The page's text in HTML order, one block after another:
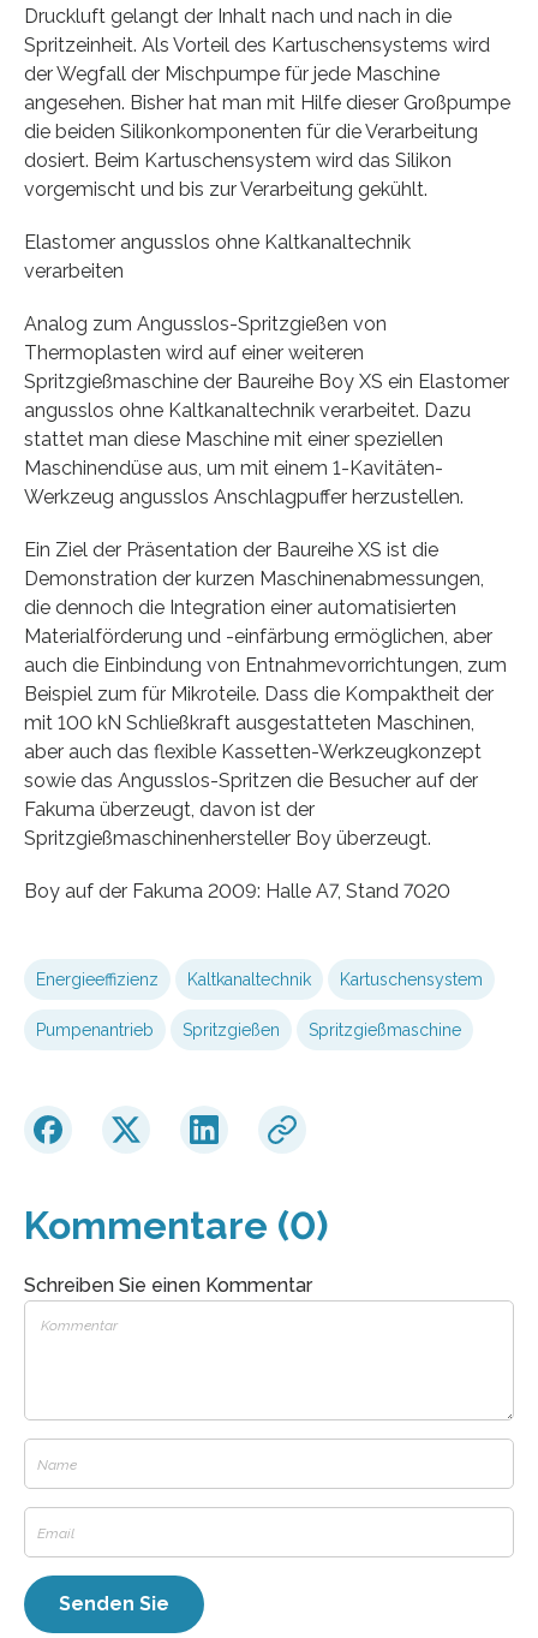
Druckluft gelangt der Inhalt nach und nach in die
Spritzeinheit. Als Vorteil des Kartuschensystems wird
der Wegfall der Mischpumpe für jede Maschine
angesehen. Bisher hat man mit Hilfe dieser Großpumpe
die beiden Silikonkomponenten für die Verarbeitung
dosiert. Beim Kartuschensystem wird das Silikon
vorgemischt und bis zur Verarbeitung gekühlt.
Elastomer angusslos ohne Kaltkanaltechnik
verarbeiten
Analog zum Angusslos-Spritzgießen von
Thermoplasten wird auf einer weiteren
Spritzgießmaschine der Baureihe Boy XS ein Elastomer
angusslos ohne Kaltkanaltechnik verarbeitet. Dazu
stattet man diese Maschine mit einer speziellen
Maschinendüse aus, um mit einem 1-Kavitäten-
Werkzeug angusslos Anschlagpuffer herzustellen.
Ein Ziel der Präsentation der Baureihe XS ist die
Demonstration der kurzen Maschinenabmessungen,
die dennoch die Integration einer automatisierten
Materialförderung und -einfärbung ermöglichen, aber
auch die Einbindung von Entnahmevorrichtungen, zum
Beispiel zum für Mikroteile. Dass die Kompaktheit der
mit 100 kN Schließkraft ausgestatteten Maschinen,
aber auch das flexible Kassetten-Werkzeugkonzept
sowie das Angusslos-Spritzen die Besucher auf der
Fakuma überzeugt, davon ist der
Spritzgießmaschinenhersteller Boy überzeugt.
Boy auf der Fakuma 2009: Halle A7, Stand 7020
Energieeffizienz Kaltkanaltechnik Kartuschensystem
Pumpenantrieb Spritzgießen Spritzgießmaschine
Kommentare (0)
Schreiben Sie einen Kommentar